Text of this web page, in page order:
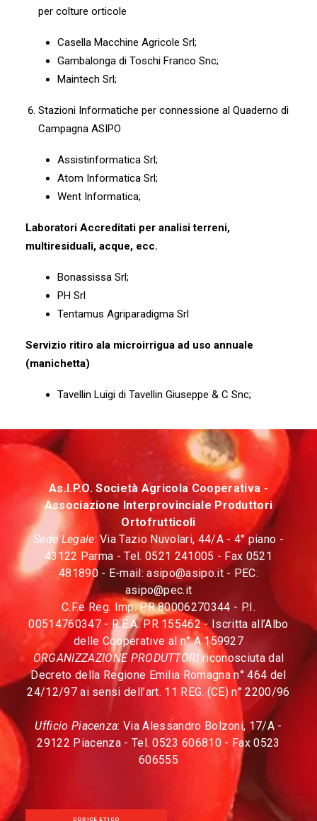
per colture orticole
Casella Macchine Agricole Srl;
Gambalonga di Toschi Franco Snc;
Maintech Srl;
Stazioni Informatiche per connessione al Quaderno di
Campagna ASIPO
Assistinformatica Srl;
Atom Informatica Srl;
Went Informatica;
Laboratori Accreditati per analisi terreni,
multiresiduali, acque, ecc.
Bonassissa Srl;
PH Srl
Tentamus Agriparadigma Srl
Servizio ritiro ala microirrigua ad uso annuale
(manichetta)
Tavellin Luigi di Tavellin Giuseppe & C Snc;
As.I.P.O. Società Agricola Cooperativa -
Associazione Interprovinciale Produttori
Ortofrutticoli
Sede Legale: Via Tazio Nuvolari, 44/A - 4° piano -
43122 Parma - Tel. 0521 241005 - Fax 0521
481890 - E-mail:asipo@asipo.it- PEC:
asipo@pec.it
C.F.e Reg. Imp. PR 80006270344 - P.I.
00514760347 - R.E.A. PR 155462 - Iscritta all’Albo
delle Cooperative al n° A 159927
ORGANIZZAZIONE PRODUTTORI riconosciuta dal
Decreto della Regione Emilia Romagna n° 464 del
24/12/97 ai sensi dell’art. 11 REG. (CE) n° 2200/96
Ufficio Piacenza: Via Alessandro Bolzoni, 17/A -
29122 Piacenza - Tel. 0523 606810 - Fax 0523
606555
CODICE ETICO